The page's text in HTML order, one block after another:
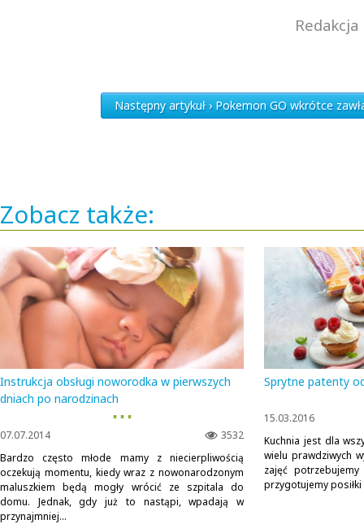
Następny artykuł › Pokemon GO wkrótce
Zobacz także:
Instrukcja obsługi noworodka w pierwszych
dniach po narodzinach
▪ ▪ ▪
3532
07.07.2014
Bardzo często młode mamy z niecierpliwością
oczekują momentu, kiedy wraz z nowonarodzonym
maluszkiem będą mogły wrócić ze szpitala do
domu. Jednak, gdy już to nastąpi, wpadają w
przynajmniej...
Sprytne patenty
15.03.2016
Kuchnia jest dla
wielu prawdziwych
zajęć
przygotujemy